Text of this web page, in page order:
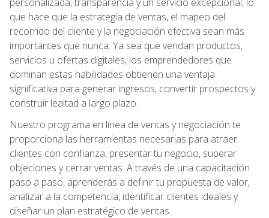
que hace que la estrategia de ventas, el mapeo del
recorrido del cliente y la negociación efectiva sean más
importantes que nunca. Ya sea que vendan productos,
servicios u ofertas digitales, los emprendedores que
dominan estas habilidades obtienen una ventaja
significativa para generar ingresos, convertir prospectos y
construir lealtad a largo plazo.
Nuestro programa en línea de ventas y negociación te
proporciona las herramientas necesarias para atraer
clientes con confianza, presentar tu negocio, superar
objeciones y cerrar ventas. A través de una capacitación
paso a paso, aprenderás a definir tu propuesta de valor,
analizar a la competencia, identificar clientes ideales y
diseñar un plan estratégico de ventas.